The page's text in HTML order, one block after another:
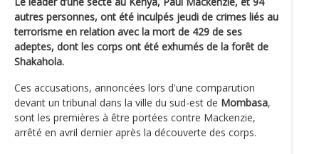
autres personnes, ont été inculpés jeudi de crimes liés au
terrorisme en relation avec la mort de 429 de ses
adeptes, dont les corps ont été exhumés de la forêt de
Shakahola.
Ces accusations, annoncées lors d'une comparution
devant un tribunal dans la ville du sud-est de Mombasa,
sont les premières à être portées contre Mackenzie,
arrêté en avril dernier après la découverte des corps.